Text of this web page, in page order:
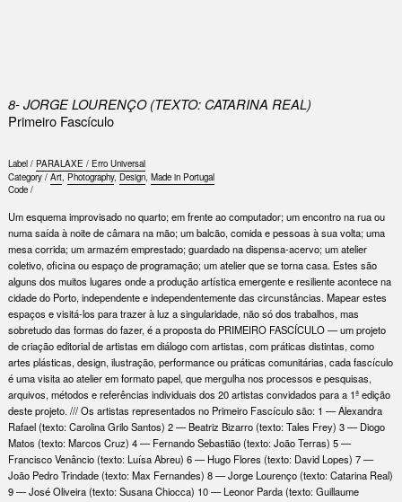
8- JORGE LOURENÇO (TEXTO: CATARINA REAL)
Primeiro Fascículo
Label / PARALAXE / Erro Universal
Category / Art, Photography, Design, Made in Portugal
Code /
Um esquema improvisado no quarto; em frente ao computador; um encontro na rua ou
numa saída à noite de câmara na mão; um balcão, comida e pessoas à sua volta; uma
mesa corrida; um armazém emprestado; guardado na dispensa-acervo; um atelier
coletivo, oficina ou espaço de programação; um atelier que se torna casa. Estes são
alguns dos muitos lugares onde a produção artística emergente e resiliente acontece na
cidade do Porto, independente e independentemente das circunstâncias. Mapear estes
espaços e visitá-los para trazer à luz a singularidade, não só dos trabalhos, mas
sobretudo das formas do fazer, é a proposta do PRIMEIRO FASCÍCULO — um projeto
de criação editorial de artistas em diálogo com artistas, com práticas distintas, como
artes plásticas, design, ilustração, performance ou práticas comunitárias, cada fascículo
é uma visita ao atelier em formato papel, que mergulha nos processos e pesquisas,
arquivos, métodos e referências individuais dos 20 artistas convidados para a 1ª edição
deste projeto. /// Os artistas representados no Primeiro Fascículo são: 1 — Alexandra
Rafael (texto: Carolina Grilo Santos) 2 — Beatriz Bizarro (texto: Tales Frey) 3 — Diogo
Matos (texto: Marcos Cruz) 4 — Fernando Sebastião (texto: João Terras) 5 —
Francisco Venâncio (texto: Luísa Abreu) 6 — Hugo Flores (texto: David Lopes) 7 —
João Pedro Trindade (texto: Max Fernandes) 8 — Jorge Lourenço (texto: Catarina Real)
9 — José Oliveira (texto: Susana Chiocca) 10 — Leonor Parda (texto: Guillaume